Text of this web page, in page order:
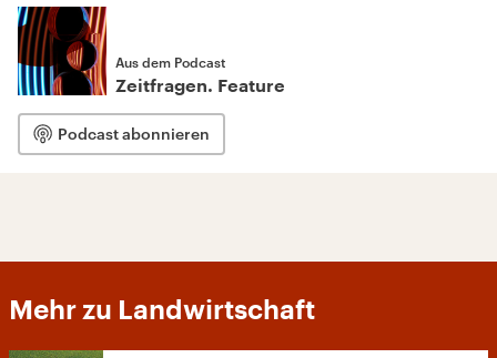
Aus dem Podcast
Zeitfragen. Feature
Podcast abonnieren
Mehr zu Landwirtschaft